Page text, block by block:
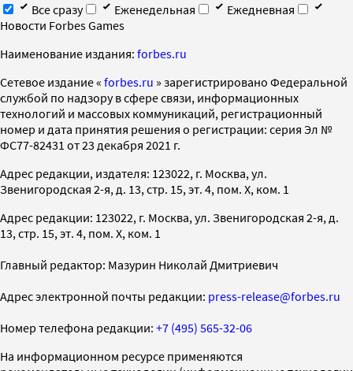
Все сразу
Еженедельная
Ежедневная
Новости Forbes Games
Наименование издания: forbes.ru
Cетевое издание « forbes.ru » зарегистрировано Федеральной
службой по надзору в сфере связи, информационных
технологий и массовых коммуникаций, регистрационный
номер и дата принятия решения о регистрации: серия Эл №
ФС77-82431 от 23 декабря 2021 г.
Адрес редакции, издателя: 123022, г. Москва, ул.
Звенигородская 2-я, д. 13, стр. 15, эт. 4, пом. X, ком. 1
Адрес редакции: 123022, г. Москва, ул. Звенигородская 2-я, д.
13, стр. 15, эт. 4, пом. X, ком. 1
Главный редактор: Мазурин Николай Дмитриевич
Адрес электронной почты редакции: press-release@forbes.ru
Номер телефона редакции: +7 (495) 565-32-06
На информационном ресурсе применяются